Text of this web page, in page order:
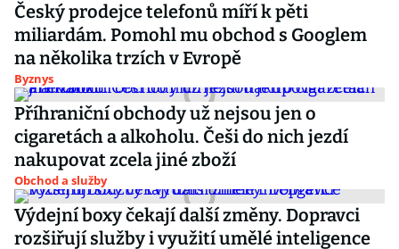
Český prodejce telefonů míří k pěti
miliardám. Pomohl mu obchod s Googlem
na několika trzích v Evropě
Byznys
Příhraniční obchody už nejsou jen o
cigaretách a alkoholu. Češi do nich jezdí
nakupovat zcela jiné zboží
Obchod a služby
Výdejní boxy čekají další změny. Dopravci
rozšiřují služby i využití umělé inteligence